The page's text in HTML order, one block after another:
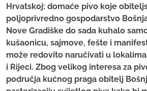
Hrvatskoj: domaće pivo koje
poljoprivredno gospodarstvo
Nove Gradiške do sada kuhalo
kušaonicu, sajmove, fešte i
može redovito naručivati u
i Rijeci. Zbog velikog interesa za
područja kućnog praga obitelj